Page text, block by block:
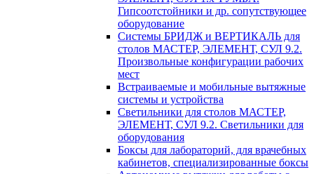
Гипсоотстойники и др. сопутствующее
оборудование
Системы БРИДЖ и ВЕРТИКАЛЬ для
столов МАСТЕР, ЭЛЕМЕНТ, СУЛ 9.2.
Произвольные конфигурации рабочих
мест
Встраиваемые и мобильные вытяжные
системы и устройства
Светильники для столов МАСТЕР,
ЭЛЕМЕНТ, СУЛ 9.2. Светильники для
оборудования
Боксы для лабораторий, для врачебных
кабинетов, специализированные боксы